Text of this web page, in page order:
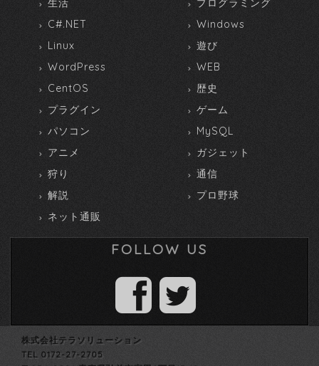
生活
プログラミング
C#.NET
Windows
Linux
遊び
WordPress
WEB
CentOS
歴史
プラグイン
ゲーム
パソコン
MySQL
アニメ
ガジェット
狩り
通信
解説
プロ野球
ネット通販
FOLLOW US
株式会社テラソリューション
TEL 0172-27-2705